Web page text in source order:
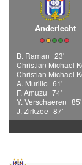
Anderlecht
B. Raman 23'
A. Murillo 61'
F. Amuzu 74'
Y. Verschaeren 85'
J. Zirkzee 87'